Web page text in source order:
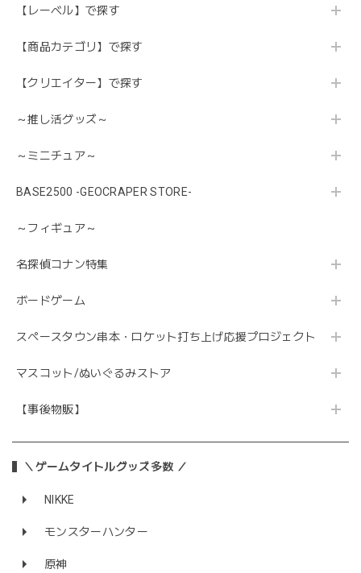
【レーベル】で探す
【商品カテゴリ】で探す
【クリエイター】で探す
～推し活グッズ～
～ミニチュア～
BASE2500 -GEOCRAPER STORE-
～フィギュア～
名探偵コナン特集
ボードゲーム
スペースタウン串本・ロケット打ち上げ応援プロジェクト
マスコット/ぬいぐるみストア
【事後物販】
＼ゲームタイトルグッズ多数 ／
NIKKE
モンスターハンター
原神